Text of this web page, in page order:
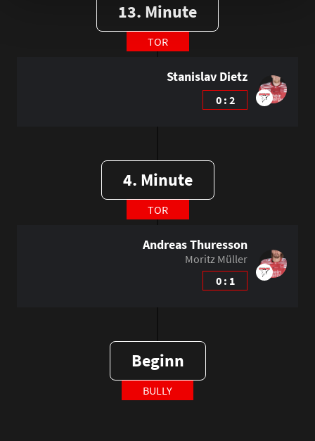
13. Minute
TOR
Stanislav Dietz
0 : 2
4. Minute
TOR
Andreas Thuresson
Moritz Müller
0 : 1
Beginn
BULLY